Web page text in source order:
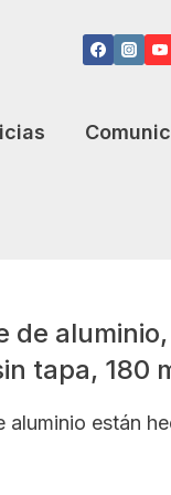
de
tapa, 180
aluminio están